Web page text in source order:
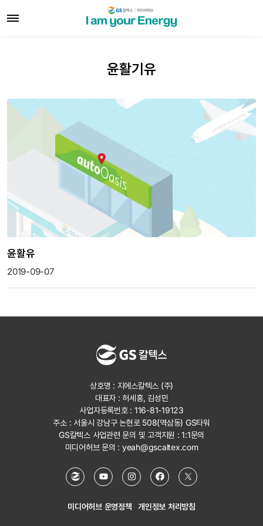
윤활기유
윤활유
2019-09-07
상호명 : 지에스칼텍스 (주)
대표자 : 허세홍, 김성민
사업자등록번호 : 116-81-19123
주소 : 서울시 강남구 논현로 508(역삼동) GS타워
GS칼텍스 사업관련 문의 및 고객지원 :1:1문의
미디어허브 문의 : yeah@gscaltex.com
미디어허브 운영정책 개인정보 처리방침